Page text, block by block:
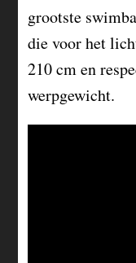
grootste
die voor het
210 cm en
werpgewicht.